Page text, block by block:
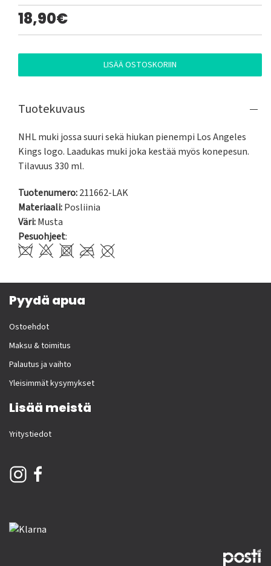
18,90€
LISÄÄ OSTOSKORIIN
Tuotekuvaus
NHL muki jossa suuri sekä hiukan pienempi Los Angeles
Kings logo. Laadukas muki joka kestää myös konepesun.
Tilavuus 330 ml.
Tuotenumero:211662-LAK
Materiaali:Posliinia
Väri:Musta
Pesuohjeet:
Pyydä apua
Ostoehdot
Maksu & toimitus
Palautus ja vaihto
Yleisimmät kysymykset
Lisää meistä
Yritystiedot